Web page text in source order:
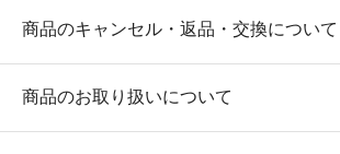
商品のキャンセル・返品・交換について
商品のお取り扱いについて